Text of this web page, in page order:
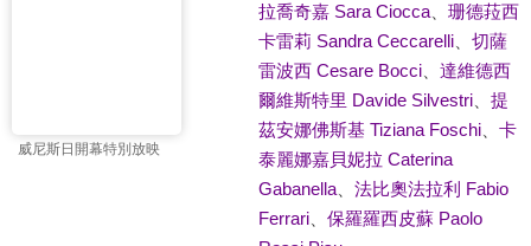
威尼斯日開幕特別放映
拉喬奇嘉 Sara Ciocca、 珊德菈西
卡雷莉 Sandra Ceccarelli、 切薩
雷波西 Cesare Bocci、 達維德西
爾維斯特里 Davide Silvestri、 提
茲安娜佛斯基 Tiziana Foschi、 卡
泰麗娜嘉貝妮拉 Caterina
Gabanella、 法比奧法拉利 Fabio
Ferrari、 保羅羅西皮蘇 Paolo